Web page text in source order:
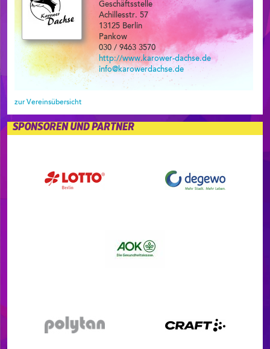
Geschäftsstelle
Achillesstr. 57
13125 Berlin
Pankow
030 / 9463 3570
http://www.karower-dachse.de
info@karowerdachse.de
zur Vereinsübersicht
SPONSOREN UND PARTNER